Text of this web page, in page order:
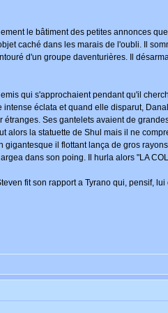
le bâtiment des petites annonces
caché dans les marais de l'oubli. Il
d'un groupe daventurières. Il
qui s'approchaient pendant qu'il
éclata et quand elle disparut,
Ses gantelets avaient de
la statuette de Shul mais il ne
il flottant lança de gros
dans son poing. Il hurla alors "LA
fit son rapport a Tyrano qui, pensif,